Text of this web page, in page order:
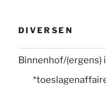
DIVERSEN
Binnenhof/(ergens)